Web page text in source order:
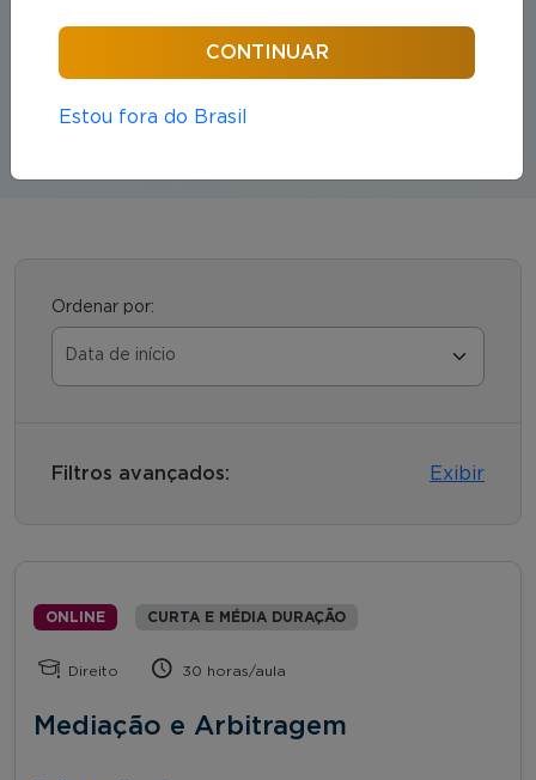
jurídicas que organizam as relações entre indivíduos
e sociedade.
Ordenar por:
Filtros avançados: Exibir
ONLINE CURTA E MÉDIA DURAÇÃO
Direito 30 horas/aula
Mediação e Arbitragem
Estou fora do Brasil